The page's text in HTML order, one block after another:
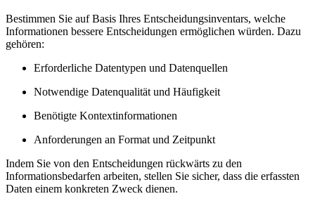
Bestimmen Sie auf Basis Ihres Entscheidungsinventars, welche
Informationen bessere Entscheidungen ermöglichen würden. Dazu
gehören:
Erforderliche Datentypen und Datenquellen
Notwendige Datenqualität und Häufigkeit
Benötigte Kontextinformationen
Anforderungen an Format und Zeitpunkt
Indem Sie von den Entscheidungen rückwärts zu den
Informationsbedarfen arbeiten, stellen Sie sicher, dass die erfassten
Daten einem konkreten Zweck dienen.